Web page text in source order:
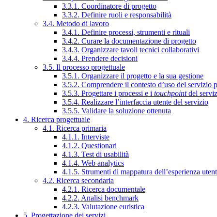
3.3.1. Coordinatore di progetto
3.3.2. Definire ruoli e responsabilità
3.4. Metodo di lavoro
3.4.1. Definire processi, strumenti e rituali
3.4.2. Curare la documentazione di progetto
3.4.3. Organizzare tavoli tecnici collaborativi
3.4.4. Prendere decisioni
3.5. Il processo progettuale
3.5.1. Organizzare il progetto e la sua gestione
3.5.2. Comprendere il contesto d’uso del servizio
3.5.3. Progettare i processi e i touchpointdel
3.5.4. Realizzare l’interfaccia utente del servizio
3.5.5. Validare la soluzione ottenuta
4. Ricerca progettuale
4.1. Ricerca primaria
4.1.1. Interviste
4.1.2. Questionari
4.1.3. Test di usabilità
4.1.4. Web analytics
4.1.5. Strumenti di mappatura dell’esperienza
4.2. Ricerca secondaria
4.2.1. Ricerca documentale
4.2.2. Analisi benchmark
4.2.3. Valutazione euristica
5. Progettazione dei servizi